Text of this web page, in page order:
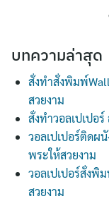
บทความล่าสุด
สั่งทำสั่งพิมพ์
สวยงาม
สั่งทำวอลเปเปอ
วอลเปเปอร์ติดผ
พระให้สวยงาม
วอลเปเปอร์สั่งพิ
สวยงาม